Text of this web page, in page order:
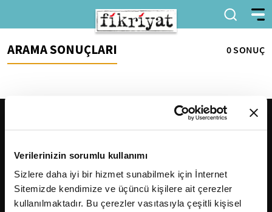
Verilerinizin sorumlu kullanımı
Sizlere daha iyi bir hizmet sunabilmek için İnternet
Sitemizde kendimize ve üçüncü kişilere ait çerezler
kullanılmaktadır. Bu çerezler vasıtasıyla çeşitli kişisel
ARAMA SONUÇLARI 0 SONUÇ
2026Fikriyat. Tüm hakları saklıdır.